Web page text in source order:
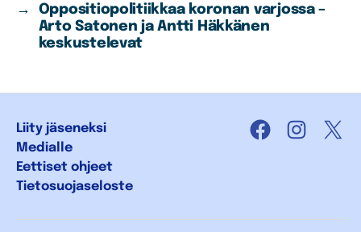
→
Oppositiopolitiikkaa koronan varjossa –
Arto Satonen ja Antti Häkkänen
keskustelevat
Liity jäseneksi
Medialle
Eettiset ohjeet
Tietosuojaseloste
Facebook X